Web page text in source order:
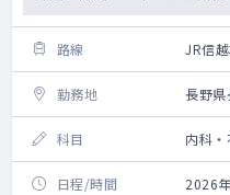
路線 JR信
勤務地 長野
科目 内科・
日程/時間 2026